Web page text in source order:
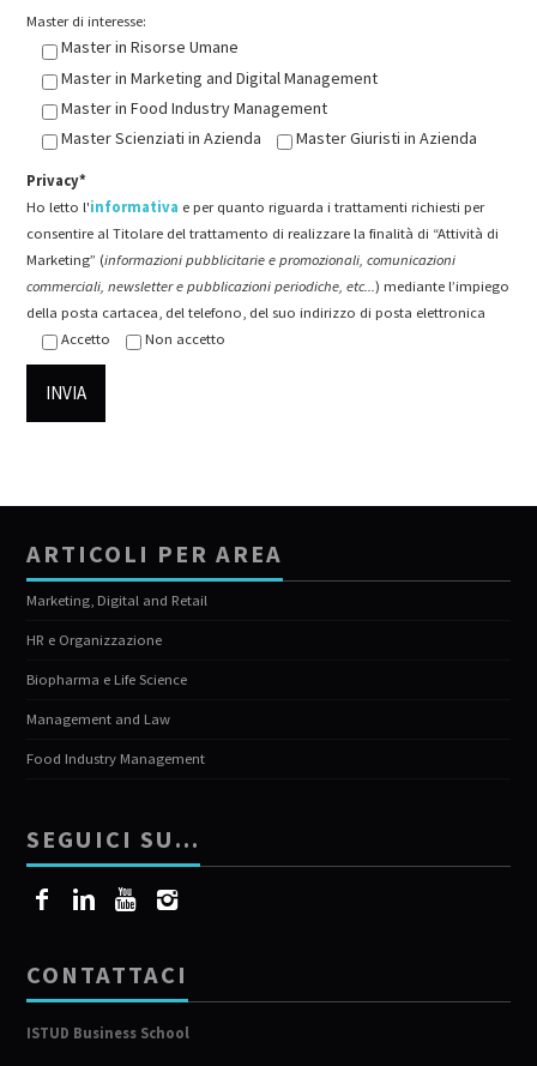
Master di interesse:
Master in Risorse Umane
Master in Marketing and Digital Management
Master in Food Industry Management
Master Scienziati in Azienda
Master Giuristi in Azienda
Privacy*
Ho letto l'informativa e per quanto riguarda i trattamenti richiesti per
consentire al Titolare del trattamento di realizzare la finalità di “Attività di
Marketing” (informazioni pubblicitarie e promozionali, comunicazioni
commerciali, newsletter e pubblicazioni periodiche, etc...) mediante l’impiego
della posta cartacea, del telefono, del suo indirizzo di posta elettronica
Accetto
Non accetto
ARTICOLI PER AREA
Marketing, Digital and Retail
HR e Organizzazione
Biopharma e Life Science
Management and Law
Food Industry Management
SEGUICI SU…
CONTATTACI
ISTUD Business School